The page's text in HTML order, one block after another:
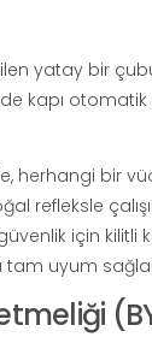
yatay bir
kapı otomatik
herhangi bir
refleksle
için kilitli
tam uyum